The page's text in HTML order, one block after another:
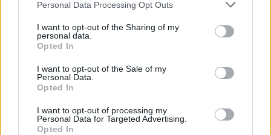
Personal Data Processing Opt Outs
I want to opt-out of the Sharing of my
personal data.
Opted In
I want to opt-out of the Sale of my
Personal Data.
Opted In
I want to opt-out of processing my
Personal Data for Targeted Advertising.
Opted In
Autonomie électrique : ce que vous
devez vraiment connaître avant
d’acheter
Auto Pour Vous